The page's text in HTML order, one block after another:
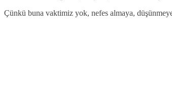
Çünkü buna vaktimiz yok, nefes almaya,